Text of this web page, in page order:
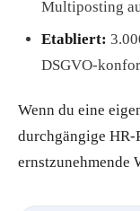
Multiposting
Etabliert:
DSGVO-
Wenn du eine
durchgängige
ernstzunehmende